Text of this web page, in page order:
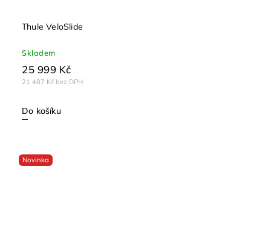
Thule VeloSlide
Skladem
21 487 Kč bez DPH
25 999 Kč
Do košíku
Novinka